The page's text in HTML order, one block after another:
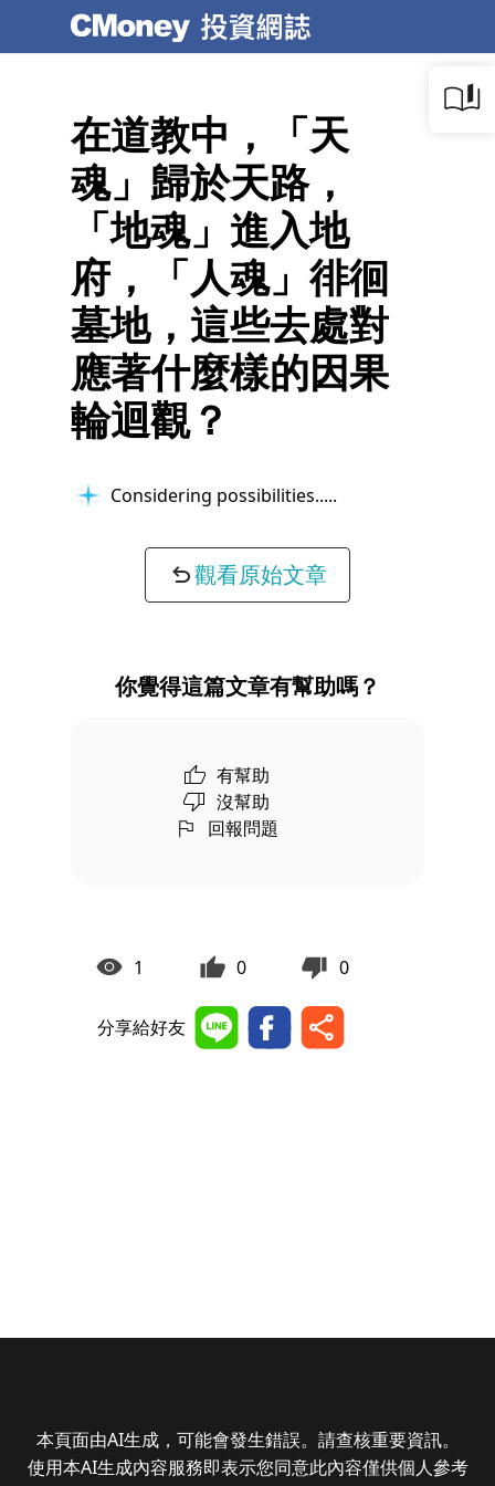
在道教中，「天
魂」歸於天路，
「地魂」進入地
府，「人魂」徘徊
墓地，這些去處對
應著什麼樣的因果
輪迴觀？
Considering possibilities...
觀看原始文章
你覺得這篇文章有幫助嗎？
有幫助
沒幫助
回報問題
1 0 0
分享給好友
本頁面由AI生成，可能會發生錯誤。請查核重要資訊。
使用本AI生成內容服務即表示您同意此內容僅供個人參考